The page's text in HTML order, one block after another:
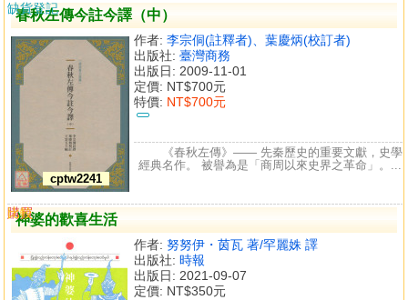
春秋左傳今註今譯（中）
cptw2241
作者: 李宗侗(註釋者)、葉慶炳(校訂者)
出版社: 臺灣商務
出版日: 2009-11-01
定價: NT$700元
特價: NT$700元
缺貨登記
《春秋左傳》—— 先秦歷史的重要文獻，史學
經典名作。 被譽為是「商周以來史界之革命」。...
神婆的歡喜生活
作者: 努努伊・茵瓦 著/罕麗姝 譯
出版社: 時報
出版日: 2021-09-07
定價: NT$350元
購買
比較